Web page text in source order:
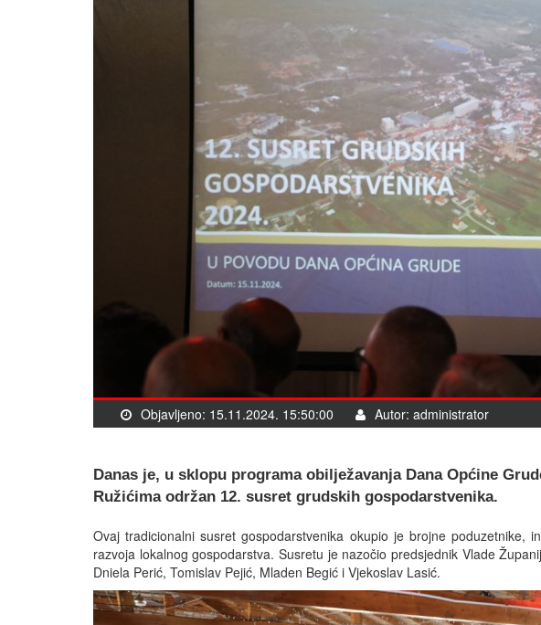
Objavljeno: 15.11.2024. 15:50:00 Autor: administrator
Danas je, u sklopu programa obilježavanja Dana Općine
Ružićima održan 12. susret grudskih gospodarstvenika.
Ovaj tradicionalni susret gospodarstvenika okupio je brojne poduzetnike,
razvoja lokalnog gospodarstva. Susretu je nazočio predsjednik Vlade
Dniela Perić, Tomislav Pejić, Mladen Begić i Vjekoslav Lasić.